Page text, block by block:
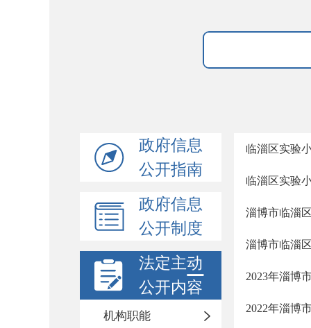
政府信息
公开指南
政府信息
公开制度
法定主动
公开内容
机构职能
临淄区实验
临淄区实验
淄博市临淄
淄博市临淄
2023年淄博
2022年淄博